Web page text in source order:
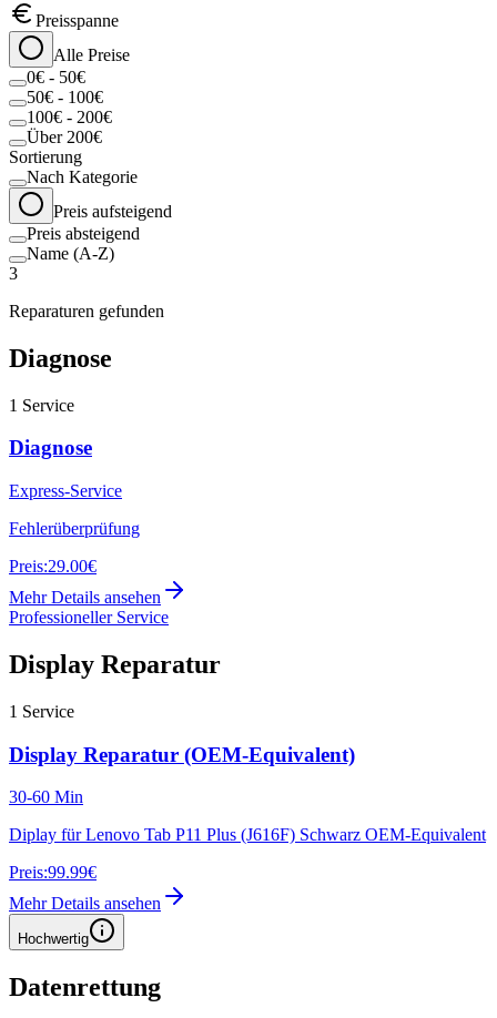
Preisspanne
Alle Preise
0€ - 50€
50€ - 100€
100€ - 200€
Über 200€
Sortierung
Nach Kategorie
Preis aufsteigend
Preis absteigend
Name (A-Z)
3
Reparaturen gefunden
Diagnose
1 Service
Diagnose
Express-Service
Fehlerüberprüfung
Preis:29.00€
Mehr Details ansehen
Professioneller Service
Display Reparatur
1 Service
Display Reparatur (OEM-Equivalent)
30-60 Min
Diplay für Lenovo Tab P11 Plus (J616F) Schwarz OEM-Equivalent
Preis:99.99€
Mehr Details ansehen
Hochwertig
Datenrettung